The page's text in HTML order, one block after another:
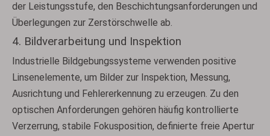
der Leistungsstufe, den Beschichtungsanforderungen und
Überlegungen zur Zerstörschwelle ab.
4. Bildverarbeitung und Inspektion
Industrielle Bildgebungssysteme verwenden positive
Linsenelemente, um Bilder zur Inspektion, Messung,
Ausrichtung und Fehlererkennung zu erzeugen. Zu den
optischen Anforderungen gehören häufig kontrollierte
Verzerrung, stabile Fokusposition, definierte freie Apertur